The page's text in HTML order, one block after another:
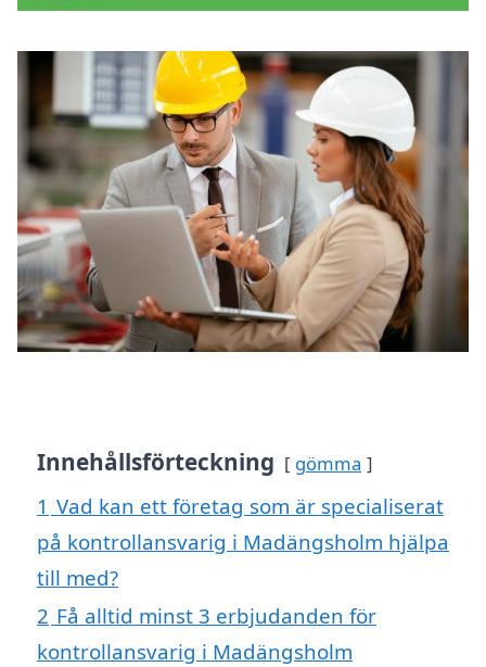
Innehållsförteckning gömma
1 Vad kan ett företag som är specialiserat
på kontrollansvarig i Madängsholm hjälpa
till med?
2 Få alltid minst 3 erbjudanden för
kontrollansvarig i Madängsholm